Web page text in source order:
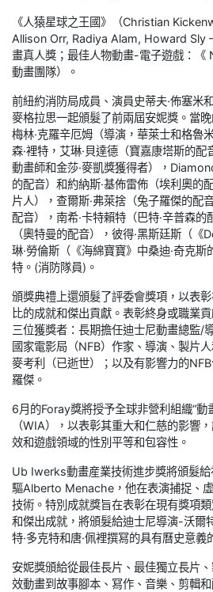
《人猿星球之王國》（Christian
Allison Orr, Radiya Alam, Howard Sly
畫真人獎；最佳人物動畫-電子遊戲：
動畫團隊）。
前紐約消防局成員、演員史蒂夫·佈塞米
麥格拉思一起頒髮了前兩屆安妮獎。當
梅林·克羅辛厄姆（導演，華萊士和格魯
森·裡特，艾琳·貝達德（寶嘉康塔斯的配
動畫師和金莎·麥凱獎獲得者），
的配音）和約納斯·基佈雷佈（埃利奧的
片人），查爾斯·弗萊捨（兔子羅傑的配
配音），南希·卡特賴特（巴特·辛普森的
（奧特曼的配音），彼得·黑斯廷斯（
琳·勞倫斯（《海綿寶寶》中桑迪·奇克斯
特。(消防隊員)。
頒獎典禮上還頒髮了評委會獎項，以表
比的成就和傑出貢獻。表彰終身或職業
三位獲獎者：長期擔任迪士尼動畫總監/
國家電影局（NFB）作家、導演、製片
麥考利（已逝世）；以及有影響力的
羅傑。
6月的Foray獎將授予全球非營利組織“動
（WIA），以表彰其重大和仁慈的影響
效和遊戲領域的性別平等和包容性。
Ub Iwerks動畫産業技術進步獎將頒髮
驅Alberto Menache，他在表演捕捉、
技術。特別成就獎旨在表彰在現有獎項
和傑出成就，將頒髮給迪士尼導演-沃爾
特·多克特和唐·佩裡撰冩的具有曆史意義
安妮獎頒給從最佳長片、最佳獨立長片
效動畫到故事腳本、冩作、音樂、剪輯